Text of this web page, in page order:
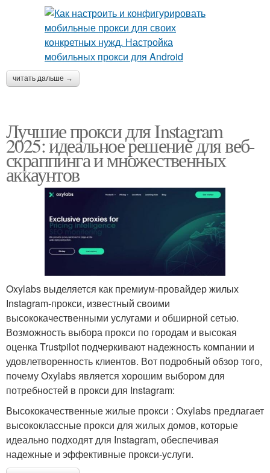
читать дальше →
Лучшие прокси для Instagram
2025: идеальное решение для веб-
скраппинга и множественных
аккаунтов
Oxylabs выделяется как премиум-провайдер жилых
Instagram-прокси, известный своими
высококачественными услугами и обширной сетью.
Возможность выбора прокси по городам и высокая
оценка Trustpilot подчеркивают надежность компании и
удовлетворенность клиентов. Вот подробный обзор того,
почему Oxylabs является хорошим выбором для
потребностей в прокси для Instagram:
Высококачественные жилые прокси : Oxylabs предлагает
высококлассные прокси для жилых домов, которые
идеально подходят для Instagram, обеспечивая
надежные и эффективные прокси-услуги.